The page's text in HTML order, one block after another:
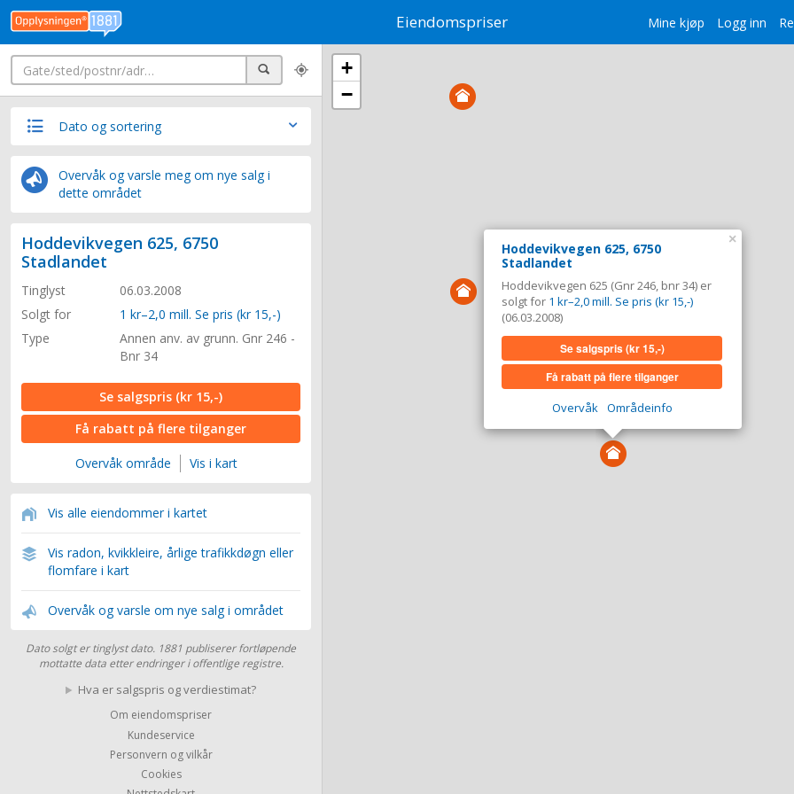
Mine kjøp Logg inn
Eiendomspriser
Søk
Dato og sortering
Overvåk og varsle meg om nye salg i
dette området
Hoddevikvegen 625, 6750
Stadlandet
Tinglyst
06.03.2008
Solgt for
1 kr–2,0 mill. Se pris (kr 15,-)
Type
Annen anv. av grunn. Gnr 246 -
Bnr 34
Se salgspris (kr 15,-)
Få rabatt på flere tilganger
Overvåk område Vis i kart
Vis alle eiendommer i kartet
Vis radon, kvikkleire, årlige trafikkdøgn eller
flomfare i kart
Overvåk og varsle om nye salg i området
Dato solgt er tinglyst dato. 1881 publiserer fortløpende
mottatte data etter endringer i offentlige registre.
Hva er salgspris og verdiestimat?
Om eiendomspriser
Kundeservice
Personvern og vilkår
Cookies
Hoddevikvegen 625, 6750
Stadlandet
Hoddevikvegen 625 (Gnr 246, bnr 34) er
solgt for 1 kr–2,0 mill. Se pris (kr 15,-)
(06.03.2008)
Se salgspris(kr 15,-)
Få rabatt på flere tilganger
Overvåk Områdeinfo
×
+
−